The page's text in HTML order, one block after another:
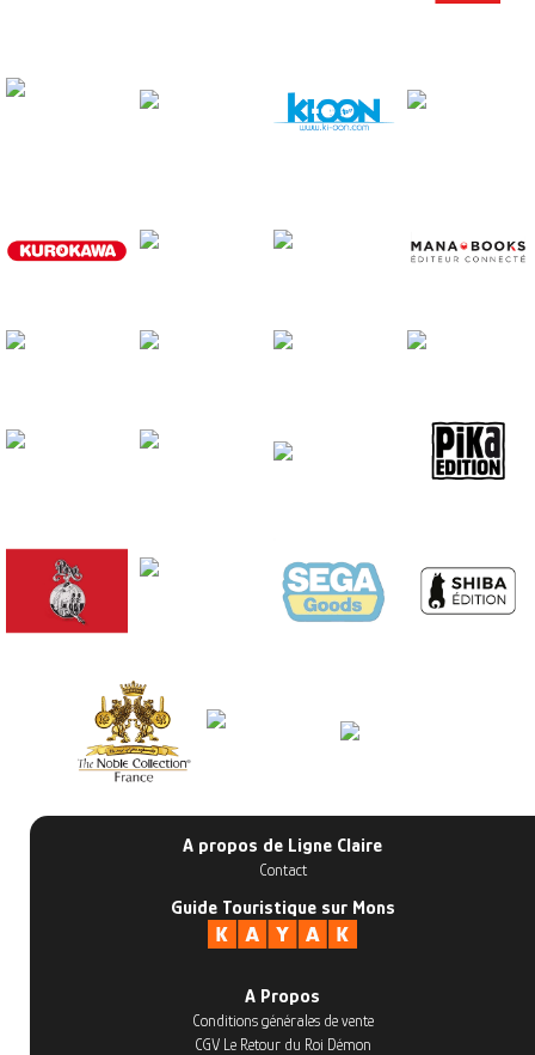
A propos de Ligne Claire
Contact
Guide Touristique sur Mons
A Propos
Conditions générales de vente
CGV Le Retour du Roi Démon